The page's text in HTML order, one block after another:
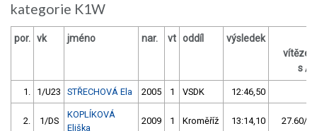
kategorie K1W
por. vk jméno nar. vt oddíl výsledek
s /
1. 1/U23 STŘECHOVÁ Ela 2005 1 VSDK 12:46,50
2. 1/DS
KOPLÍKOVÁ
Eliška
2009 1 Kroměříž 13:14,10 27.60/